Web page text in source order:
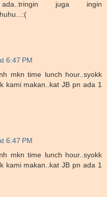
juga ingin
6:47 PM
mkn time lunch hour..syokk
kami makan..kat JB pn ada 1
6:47 PM
mkn time lunch hour..syokk
kami makan..kat JB pn ada 1